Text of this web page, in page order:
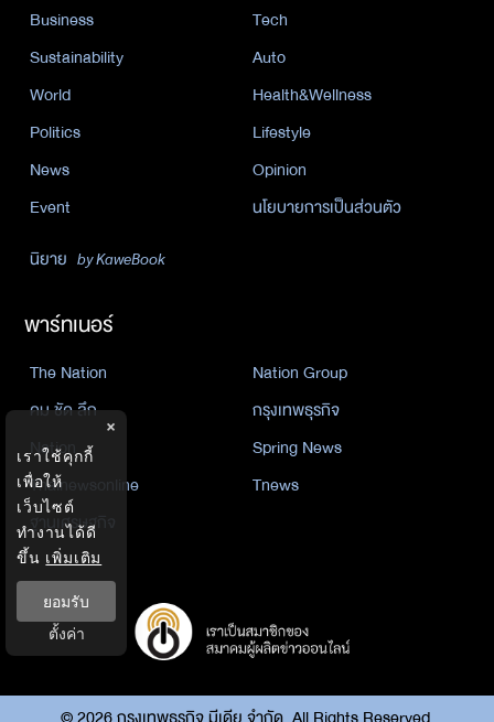
Business
Tech
Sustainability
Auto
World
Health&Wellness
Politics
Lifestyle
News
Opinion
Event
นโยบายการเป็นส่วนตัว
นิยาย by KaweBook
พาร์ทเนอร์
The Nation
Nation Group
คม ชัด ลึก
กรุงเทพธุรกิจ
Nation
Spring News
Thainewsonline
Tnews
ฐานเศรษฐกิจ
×
เราใช้คุกกี้
เพื่อให้
เว็บไซต์
ทำงานได้ดี
ขึ้น เพิ่มเติม
ยอมรับ
ตั้งค่า